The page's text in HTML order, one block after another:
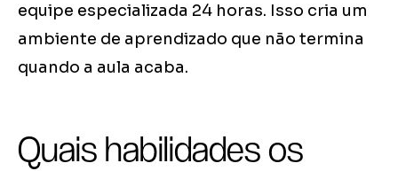
equipe especializada 24 horas. Isso cria um
ambiente de aprendizado que não termina
quando a aula acaba.
Quais habilidades os